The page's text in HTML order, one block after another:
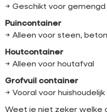
→ Geschikt voor
Puincontainer
→ Alleen voor steen,
Houtcontainer
→ Alleen voor houtafval
Grofvuil container
→ Vooral voor
Weet je niet zeker welke